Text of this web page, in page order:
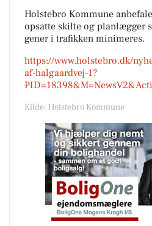
Holstebro Kommune
opsatte skilte og planlægger
gener i trafikken minimeres.
https://www.holstebro.dk/
af-halgaardvej-1?
Kilde: Holstebro Kommune